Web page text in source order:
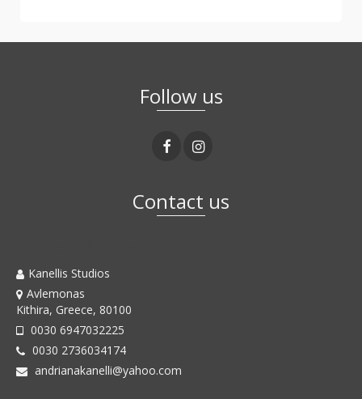
Follow us
Contact us
Kanellis Studios
Avlemonas
Kithira, Greece, 80100
0030 6947032225
0030 2736034174
andrianakanelli@yahoo.com